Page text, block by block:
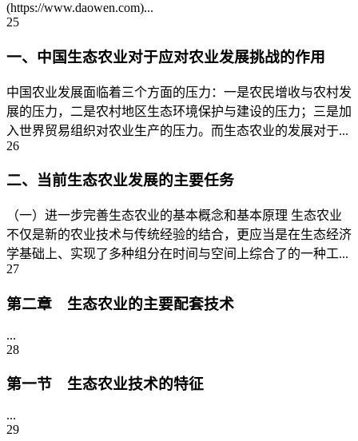
(https://www.daowen.com)...
25
一、中国生态农业对于应对农业发展挑战的作用
中国农业发展面临着三个方面的压力：一是农民增收与农村发
展的压力，二是农村地区生态环境保护与建设的压力；三是加
入世界贸易组织对农业生产的压力。而生态农业的发展对于...
26
二、当前生态农业发展的主要任务
（一）进一步完善生态农业的基本概念和基本原理 生态农业
不仅是新的农业技术与传统经验的结合，更应当是在生态经济
学基础上、实现了多种组分在时间与空间上综合了的一种工...
27
第二章 生态农业的主要配套技术
...
28
第一节 生态农业技术的特征
...
29